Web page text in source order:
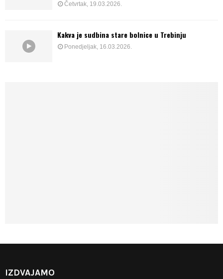
Četvrtak, 19.03.2026.
Kakva je sudbina stare bolnice u Trebinju
Ponedjeljak, 16.03.2026.
IZDVAJAMO